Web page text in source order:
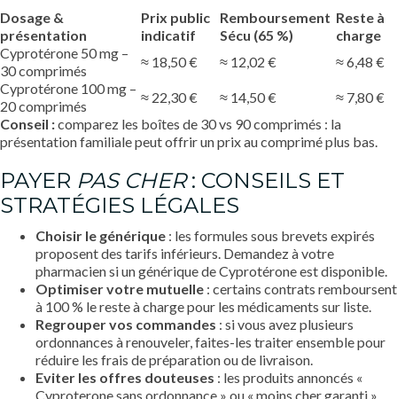
Dosage &
présentation
Prix public
indicatif
Remboursement
Sécu (65 %)
Reste à
charge
Cyprotérone 50 mg –
30 comprimés
≈ 18,50 € ≈ 12,02 €
≈ 6,48 €
Cyprotérone 100 mg –
20 comprimés
≈ 22,30 € ≈ 14,50 €
≈ 7,80 €
Conseil :comparez les boîtes de 30 vs 90 comprimés : la
présentation familiale peut offrir un prix au comprimé plus bas.
PAYER PAS CHER: CONSEILS ET
STRATÉGIES LÉGALES
Choisir le générique : les formules sous brevets expirés
proposent des tarifs inférieurs. Demandez à votre
pharmacien si un générique de Cyprotérone est disponible.
Optimiser votre mutuelle : certains contrats remboursent
à 100 % le reste à charge pour les médicaments sur liste.
Regrouper vos commandes : si vous avez plusieurs
ordonnances à renouveler, faites-les traiter ensemble pour
réduire les frais de préparation ou de livraison.
Eviter les offres douteuses : les produits annoncés «
Cyproterone sans ordonnance » ou « moins cher garanti »